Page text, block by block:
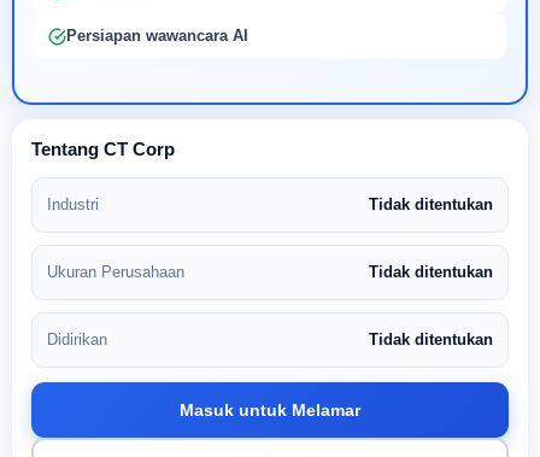
Persiapan wawancara AI
Tentang CT Corp
Industri Tidak ditentukan
Ukuran Perusahaan Tidak ditentukan
Didirikan Tidak ditentukan
Masuk untuk Melamar